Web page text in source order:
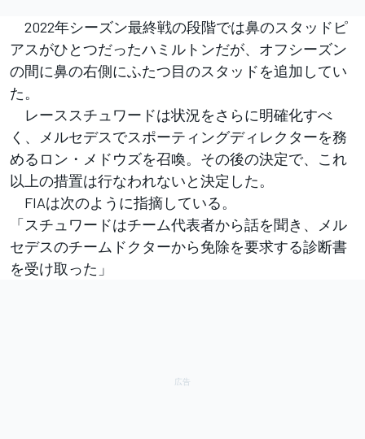
2022年シーズン最終戦の段階では鼻のスタッドピ
アスがひとつだったハミルトンだが、オフシーズン
の間に鼻の右側にふたつ目のスタッドを追加してい
た。
レーススチュワードは状況をさらに明確化すべ
く、メルセデスでスポーティングディレクターを務
めるロン・メドウズを召喚。その後の決定で、これ
以上の措置は行なわれないと決定した。
FIAは次のように指摘している。
「スチュワードはチーム代表者から話を聞き、メル
セデスのチームドクターから免除を要求する診断書
を受け取った」